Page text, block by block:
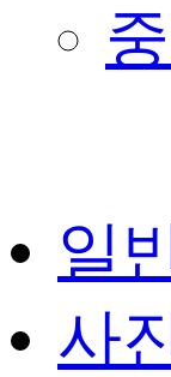
일
사